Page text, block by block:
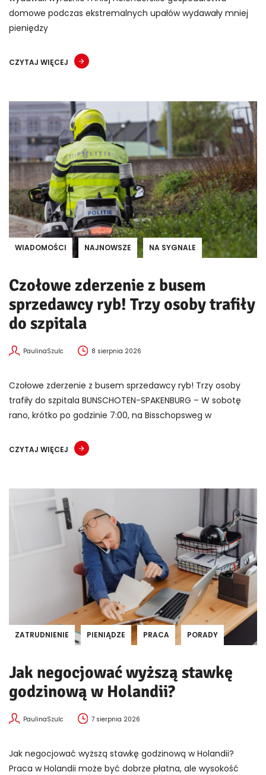
domowe podczas ekstremalnych upałów wydawały mniej
pieniędzy
CZYTAJ WIĘCEJ
WIADOMOŚCI NAJNOWSZE NA SYGNALE
Czołowe zderzenie z busem
sprzedawcy ryb! Trzy osoby trafiły
do szpitala
PaulinaSzulc 8 sierpnia 2026
Czołowe zderzenie z busem sprzedawcy ryb! Trzy osoby
trafiły do szpitala BUNSCHOTEN-SPAKENBURG – W sobotę
rano, krótko po godzinie 7:00, na Bisschopsweg w
CZYTAJ WIĘCEJ
ZATRUDNIENIE PIENIĄDZE PRACA PORADY
Jak negocjować wyższą stawkę
godzinową w Holandii?
PaulinaSzulc 7 sierpnia 2026
Jak negocjować wyższą stawkę godzinową w Holandii?
Praca w Holandii może być dobrze płatna, ale wysokość